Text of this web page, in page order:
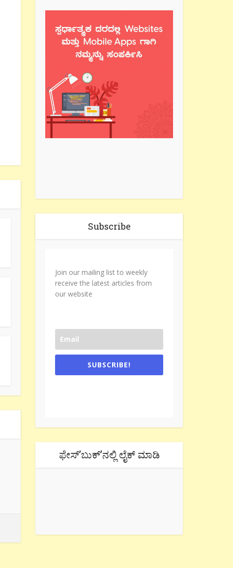
Subscribe
Join our mailing list to weekly
receive the latest articles from
our website
SUBSCRIBE!
ಫೇಸ್’ಬುಕ್’ನಲ್ಲಿ ಲೈಕ್ ಮಾಡಿ